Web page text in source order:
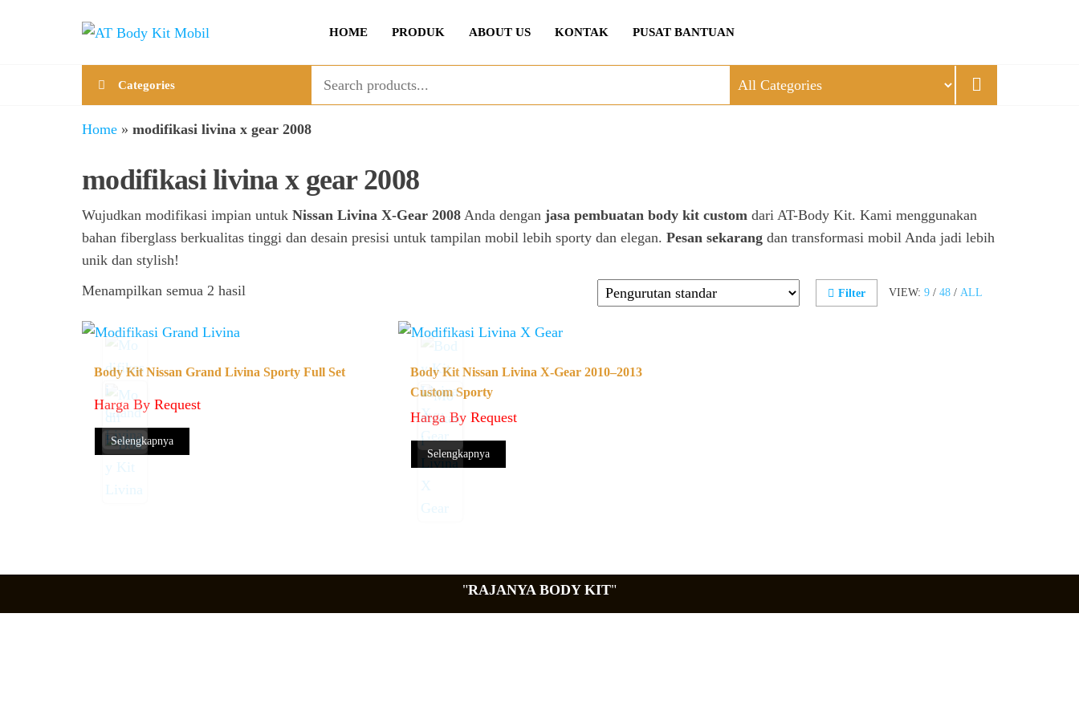
Mobil
Kit
Mobil
HOME PRODUK ABOUT US KONTAK PUSAT BANTUAN
Categories
Home » modifikasi livina x gear 2008
modifikasi livina x gear 2008
Wujudkan modifikasi impian untuk Nissan Livina X-Gear 2008 Anda dengan jasa pembuatan body kit custom dari AT-Body Kit. Kami menggunakan
bahan fiberglass berkualitas tinggi dan desain presisi untuk tampilan mobil lebih sporty dan elegan. Pesan sekarang dan transformasi mobil Anda jadi lebih
unik dan stylish!
VIEW: 9 / 48 / ALL
Filter
Menampilkan semua 2 hasil
Body Kit Nissan Grand Livina Sporty Full Set
Harga By Request
Selengkapnya
Body Kit Nissan Livina X-Gear 2010–2013
Custom Sporty
Harga By Request
Selengkapnya
"RAJANYA BODY KIT"